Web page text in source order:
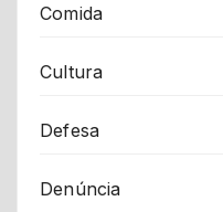
Comida
Cultura
Defesa
Denúncia